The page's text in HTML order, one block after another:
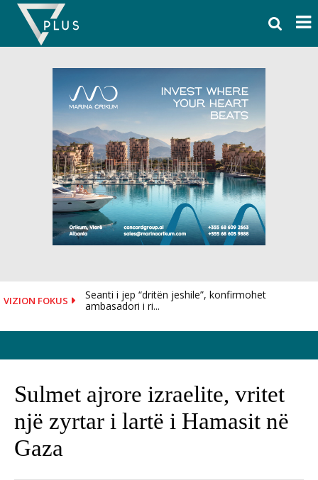
Skip
content
VIZION FOKUS
Seanti i jep “dritën jeshile”, konfirmohet
ambasadori i ri...
Sulmet ajrore izraelite, vritet
një zyrtar i lartë i Hamasit në
Gaza